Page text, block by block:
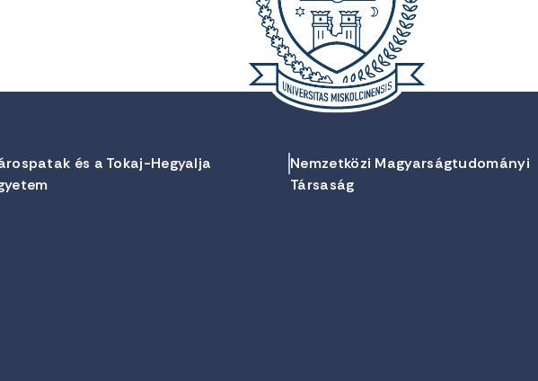
és a Tokaj-Hegyalja
Nemzetközi Magyarságtudományi
Társaság